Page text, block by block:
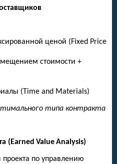
ценой (Fixed Price
стоимости +
(Time and Materials)
типа контракта
( Earned ValueAnalysis)
проекта по управлению